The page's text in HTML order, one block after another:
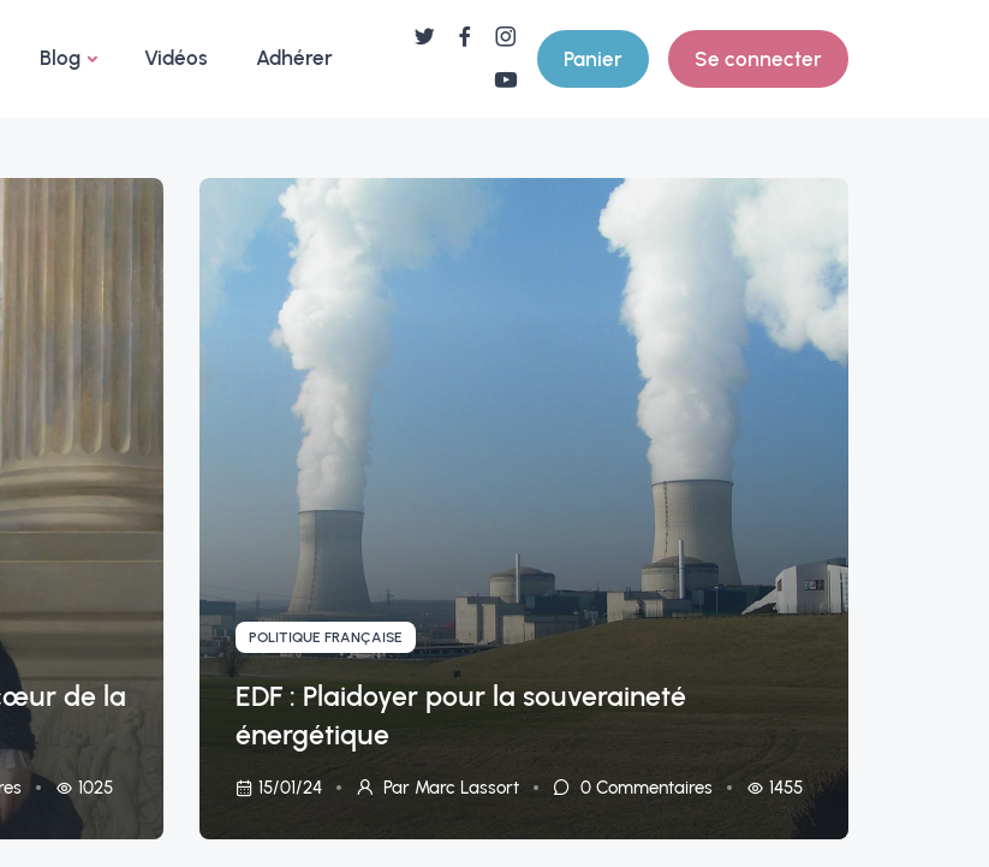
Blog Vidéos Adhérer Panier Se connecter
de la
1025
POLITIQUE FRANÇAISE
EDF : Plaidoyer pour la souveraineté
énergétique
15/01/24 Par Marc Lassort 0 Commentaires 1455